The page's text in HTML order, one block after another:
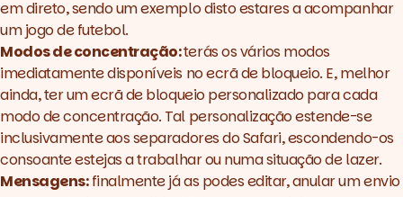
em direto, sendo um exemplo disto estares a acompanhar
um jogo de futebol.
Modos de concentração:terás os vários modos
imediatamente disponíveis no ecrã de bloqueio. E, melhor
ainda, ter um ecrã de bloqueio personalizado para cada
modo de concentração. Tal personalização estende-se
inclusivamente aos separadores do Safari, escondendo-os
consoante estejas a trabalhar ou numa situação de lazer.
Mensagens:finalmente já as podes editar, anular um envio